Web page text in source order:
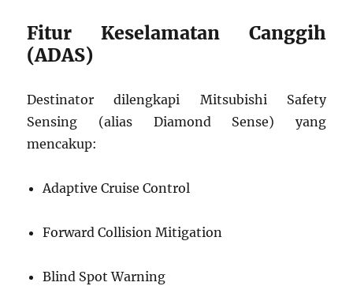
Fitur Keselamatan Canggih
(ADAS)
Destinator dilengkapi Mitsubishi Safety
Sensing (alias Diamond Sense) yang
mencakup:
Adaptive Cruise Control
Forward Collision Mitigation
Blind Spot Warning